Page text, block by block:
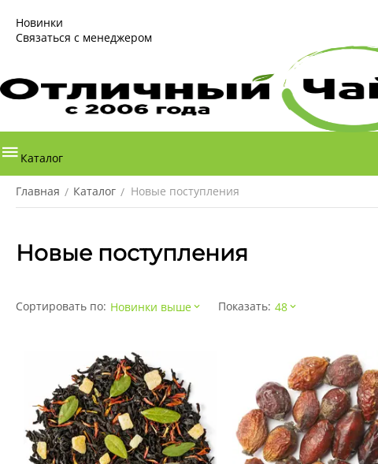
Новинки
Связаться с менеджером
Каталог
Главная / Каталог / Новые поступления
Новые поступления
Сортировать по: Новинки выше Показать: 48